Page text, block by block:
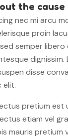
the cause
nec mi arcu
proin
semper libero
dignissim.
disse
elit.
pretium est
etiam vel
mauris pretium